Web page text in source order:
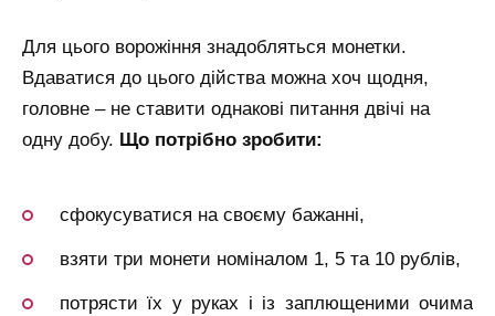
Для цього ворожіння знадобляться монетки.
Вдаватися до цього дійства можна хоч щодня,
головне – не ставити однакові питання двічі на
одну добу. Що потрібно зробити:
сфокусуватися на своєму бажанні,
взяти три монети номіналом 1, 5 та 10 рублів,
потрясти їх у руках і із заплющеними очима